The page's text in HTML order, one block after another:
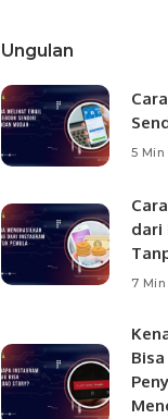
Ungulan
5 Min
dari
7